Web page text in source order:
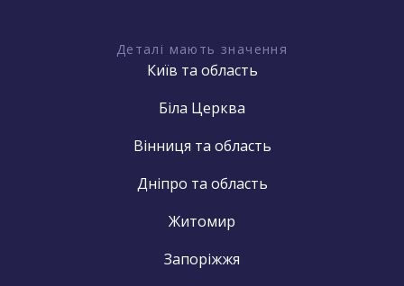
Деталі мають значення
Київ та область
Біла Церква
Вінниця та область
Дніпро та область
Житомир
Запоріжжя